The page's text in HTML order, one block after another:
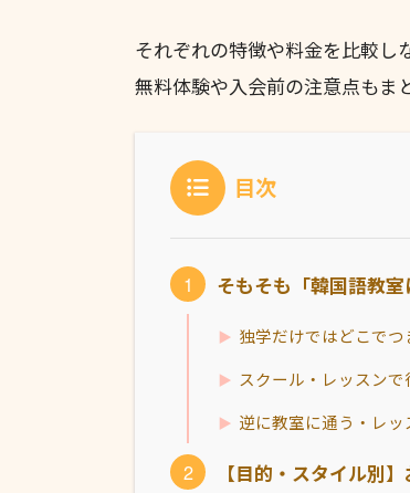
それぞれの特徴や料金を比較し
無料体験や入会前の注意点もま
目次
そもそも「韓国語教
独学だけではどこで
スクール・レッスンで
逆に教室に通う・レ
【目的・スタイル別